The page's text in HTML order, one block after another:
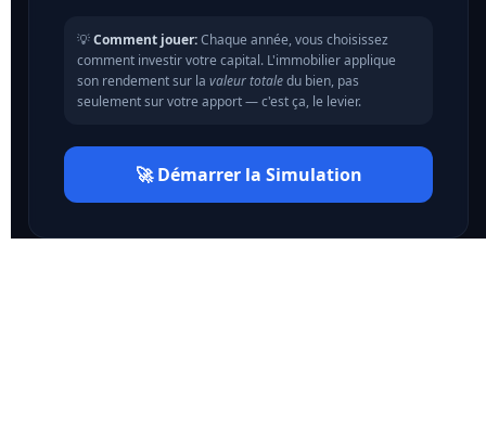
💡Comment jouer:Chaque année, vous choisissez
comment investir votre capital. L'immobilier applique
son rendement sur la valeur totaledu bien, pas
seulement sur votre apport — c'est ça, le levier.
🚀 Démarrer la Simulation